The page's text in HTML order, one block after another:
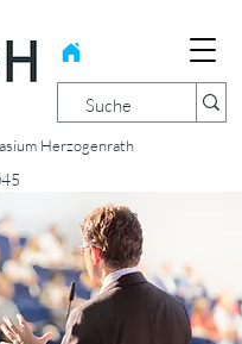
Herzogenrath